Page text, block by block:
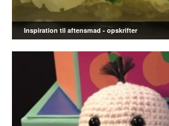
Inspiration til aftensmad - opskrifter